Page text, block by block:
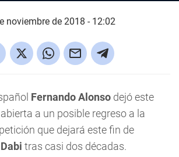
noviembre de 2018 - 12:02
Fernando Alonso dejó este
a un posible regreso a la
que dejará este fin de
tras casi dos décadas.